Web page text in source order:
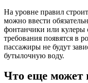
На уровне правил
можно ввести
фонтанчики или кулеры
требования появятся в
пассажиры не будут
бутылочную воду.
Что еще может